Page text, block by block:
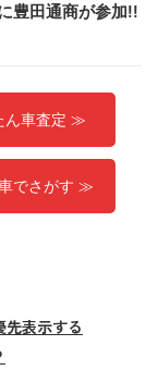
豊田通商が参加!!
ん車査定 ≫
でさがす ≫
先表示する